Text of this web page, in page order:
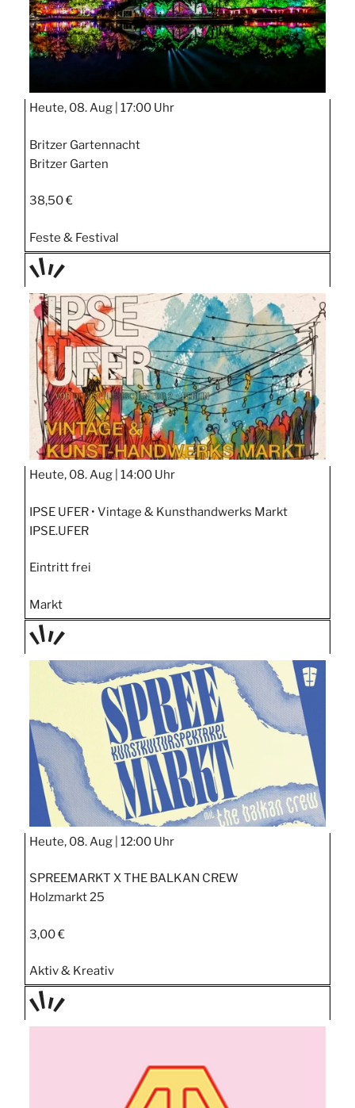
Heute, 08. Aug | 17:00 Uhr
Britzer Gartennacht
Britzer Garten
38,50 €
Feste & Festival
TAGE
STIPP
Heute, 08. Aug | 14:00 Uhr
IPSE UFER • Vintage & Kunsthandwerks Markt
IPSE.UFER
Eintritt frei
Markt
TAGE
STIPP
Heute, 08. Aug | 12:00 Uhr
SPREEMARKT X THE BALKAN CREW
Holzmarkt 25
3,00 €
Aktiv & Kreativ
TAGE